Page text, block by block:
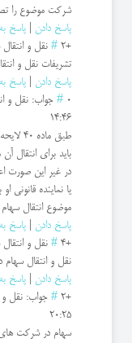
شرکت موضوع را
پاسخ دادن
پاسخ
+2
# نقل و
تشریفات نقل و
پاسخ دادن
پاسخ
0
# جواب: نقل و
14:46
طبق
باید برای انتقال
در غیر این صورت
یا نماینده قانونی
موضوع انتقال سهام
پاسخ دادن
پاسخ
+4
# نقل و
نقل و انتقال
پاسخ دادن
پاسخ
+2
# جواب: نقل و
20:25
سهام در شرکت